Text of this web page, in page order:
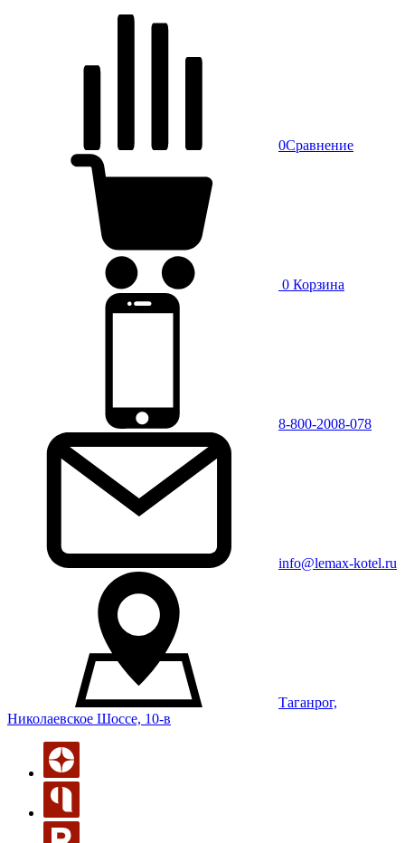
0Сравнение
0 Корзина
8-800-2008-078
info@lemax-kotel.ru
Таганрог,
Николаевское Шоссе, 10-в